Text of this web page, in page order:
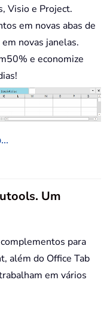
Visio e Project.
em novas abas de
novas janelas.
e economize
Um
para
além do Office Tab
em vários